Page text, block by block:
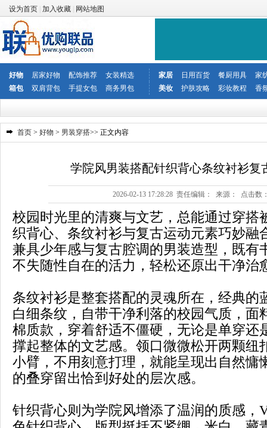
设为首页 加入收藏 网站地图
好物 居家好物 配饰推荐 女装精选 家居 日用百货 餐厨用具
家
箱包
双肩背包 手提女包 商务男包 美妆 护肤攻略 彩妆教程 香
首页 > 好物 > 男装穿搭>> 正文内容
学院风男装搭配针织背心条纹衬衫复
2026-02-13 17:28:28 责任编辑： 来源： 点击数
校园时光里的清爽与文艺，总能通过穿搭
织背心、条纹衬衫与复古运动元素巧妙融
兼具少年感与复古腔调的男装造型，既有
不失随性自在的活力，轻松还原出干净治
条纹衬衫是整套搭配的灵魂所在，经典的
白细条纹，自带干净利落的校园气质，面
棉质款，穿着舒适不僵硬，无论是单穿还
撑起整体的文艺感。领口微微松开两颗纽
小臂，不用刻意打理，就能呈现出自然慵
的叠穿留出恰到好处的层次感。
针织背心则为学院风增添了温润的质感，